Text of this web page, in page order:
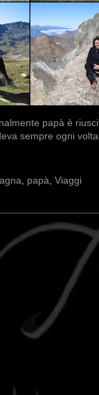
papà è
sempre ogni
, papà, Viaggi